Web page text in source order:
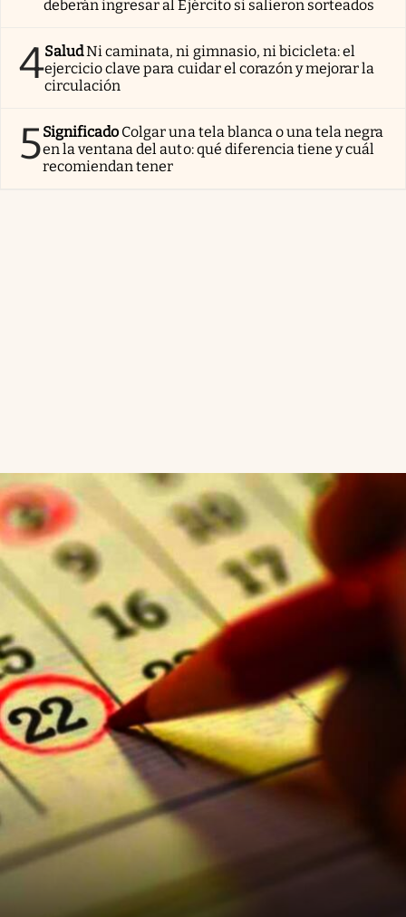
deberán ingresar al Ejército si salieron sorteados
4SaludNi caminata, ni gimnasio, ni bicicleta: el
ejercicio clave para cuidar el corazón y mejorar la
circulación
5Significado Colgar una tela blanca o una tela negra
en la ventana del auto: qué diferencia tiene y cuál
recomiendan tener